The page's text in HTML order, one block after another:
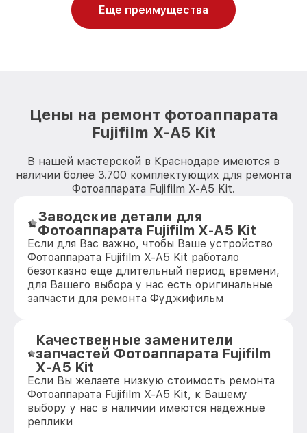
Еще преимущества
Цены на ремонт фотоаппарата
Fujifilm X-A5 Kit
В нашей мастерской в Краснодаре имеются в
наличии более 3.700 комплектующих для ремонта
Фотоаппарата Fujifilm X-A5 Kit.
Заводские детали для
Фотоаппарата Fujifilm X-A5 Kit
Если для Вас важно, чтобы Ваше устройство
Фотоаппарата Fujifilm X-A5 Kit работало
безотказно еще длительный период времени,
для Вашего выбора у нас есть оригинальные
запчасти для ремонта Фуджифильм
Качественные заменители
запчастей Фотоаппарата Fujifilm
X-A5 Kit
Если Вы желаете низкую стоимость ремонта
Фотоаппарата Fujifilm X-A5 Kit, к Вашему
выбору у нас в наличии имеются надежные
реплики